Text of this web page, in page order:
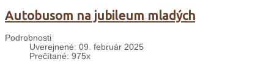
Autobusom na jubileum mladých
Podrobnosti
Uverejnené: 09. február 2025
Prečítané: 975x